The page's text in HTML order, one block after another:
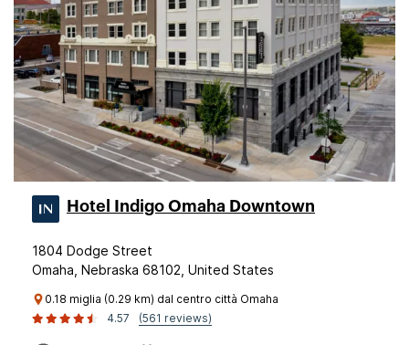
Hotel Indigo Omaha Downtown
1804 Dodge Street
Omaha, Nebraska 68102, United States
0.18 miglia (0.29 km) dal centro città Omaha
4.57
(561 reviews)